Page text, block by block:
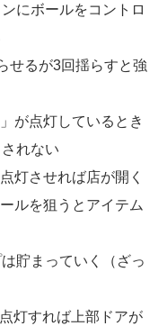
にボールをコントロ
せるが3回揺らすと強
が点灯しているとき
れない
灯させれば店が開く
ルを狙うとアイテム
貯まっていく（ざっ
灯すれば上部ドアが